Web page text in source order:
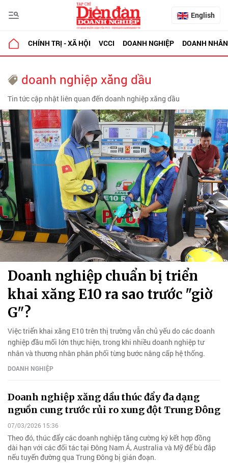
English
CHÍNH TRỊ - XÃ HỘI VCCI DOANH NGHIỆP DOANH NHÂN
doanh nghiệp xăng dầu
Tin tức cập nhật liên quan đến doanh nghiệp xăng dầu
Doanh nghiệp chuẩn bị triển
khai xăng E10 ra sao trước "giờ
G"?
Việc triển khai xăng E10 trên thị trường vẫn chủ yếu do các doanh
nghiệp đầu mối lớn thực hiện, trong khi nhiều doanh nghiệp tư
nhân và thương nhân phân phối từng bước nâng cấp hệ thống.
DOANH NGHIỆP
Doanh nghiệp xăng dầu thúc đẩy đa dạng
nguồn cung trước rủi ro xung đột Trung Đông
07/03/2026 15:36
Theo đó, thúc đẩy các doanh nghiệp tăng cường ký kết hợp đồng
dài hạn với các đối tác tại Đông Nam Á, Australia và Mỹ để bù đắp
nếu tuyến đường qua Trung Đông bị gián đoạn.